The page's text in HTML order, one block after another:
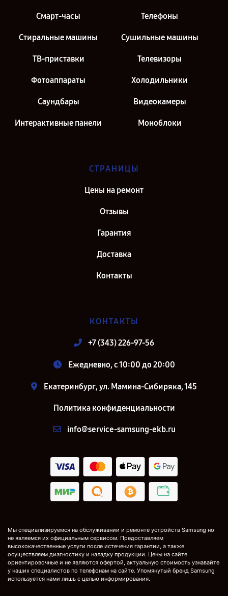
Смарт-часы Телефоны
Стиральные машины Сушильные машины
ТВ-приставки Телевизоры
Фотоаппараты Холодильники
Саундбары Видеокамеры
Интерактивные панели Моноблоки
СТРАНИЦЫ
Цены на ремонт
Отзывы
Гарантия
Доставка
Контакты
КОНТАКТЫ
+7 (343) 226-97-56
Ежедневно, с 10:00 до 20:00
Екатеринбург, ул. Мамина-Сибиряка, 145
Политика конфиденциальности
info@service-samsung-ekb.ru
Мы специализируемся на обслуживании и ремонте устройств Samsung но
не являемся их официальным сервисом. Предоставляем
высококачественные услуги после истечения гарантии, а также
осуществляем диагностику и наладку продукции. Цены на сайте
ориентировочные и не являются офертой, актуальную стоимость узнавайте
у наших специалистов по телефонам на сайте. Упомянутый бренд Samsung
используется нами лишь с целью информирования.